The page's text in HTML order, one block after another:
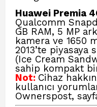
Huawei Premia
Qualcomm
GB RAM, 5 MP
kamera ve 1650
2013’te
(Ice Cream
sahip kompakt
Not: Cihaz
kullanıcı
Ownerspost,